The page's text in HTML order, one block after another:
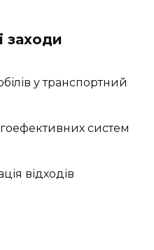
заходи
у транспортний
систем
відходів